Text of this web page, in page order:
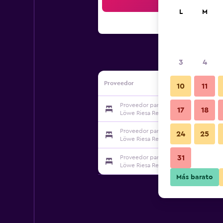
Proveedor
Proveedor para Traditionsgasthaus
Löwe Riesa Restaurant & Pension
Proveedor para Traditionsgasthaus
Löwe Riesa Restaurant & Pension
Proveedor para Traditionsgasthaus
Löwe Riesa Restaurant & Pension
L M
3 4
10 11
17 18
24 25
31
Más barato